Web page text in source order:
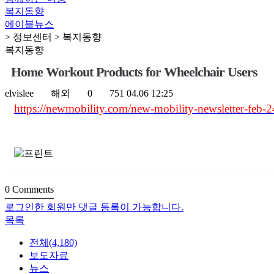
복지동향
에이블뉴스
> 정보센터 > 복지동향
복지동향
Home Workout Products for Wheelchair Users
elvislee 해외 0 751 04.06 12:25
https://newmobility.com/new-mobility-newsletter-feb-
0 Comments
로그인한 회원만 댓글 등록이 가능합니다.
목록
전체(4,180)
보도자료
뉴스